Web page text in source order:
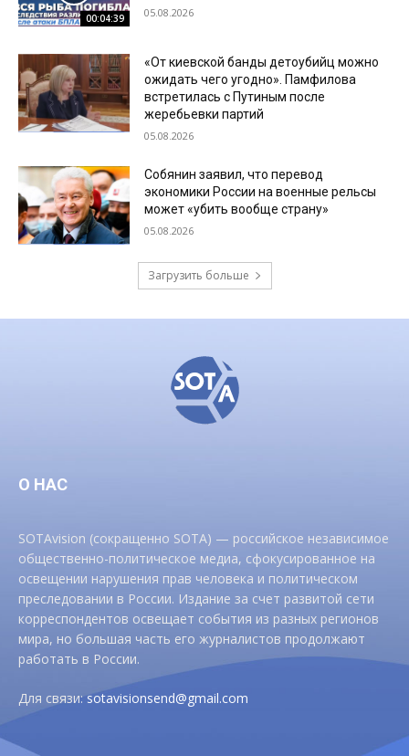
00:04:39 05.08.2026
«От киевской банды детоубийц можно
ожидать чего угодно». Памфилова
встретилась с Путиным после
жеребьевки партий
05.08.2026
Собянин заявил, что перевод
экономики России на военные рельсы
может «убить вообще страну»
05.08.2026
Загрузить больше
О НАС
SOTAvision (сокращенно SOTA) — российское независимое
общественно-политическое медиа, сфокусированное на
освещении нарушения прав человека и политическом
преследовании в России. Издание за счет развитой сети
корреспондентов освещает события из разных регионов
мира, но большая часть его журналистов продолжают
работать в России.
Для связи:sotavisionsend@gmail.com